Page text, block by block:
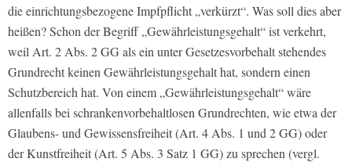
die einrichtungsbezogene Impfpflicht „verkürzt“. Was soll dies aber
heißen? Schon der Begriff „Gewährleistungsgehalt“ ist verkehrt,
weil Art. 2 Abs. 2 GG als ein unter Gesetzesvorbehalt stehendes
Grundrecht keinen Gewährleistungsgehalt hat, sondern einen
Schutzbereich hat. Von einem „Gewährleistungsgehalt“ wäre
allenfalls bei schrankenvorbehaltlosen Grundrechten, wie etwa der
Glaubens- und Gewissensfreiheit (Art. 4 Abs. 1 und 2 GG) oder
der Kunstfreiheit (Art. 5 Abs. 3 Satz 1 GG) zu sprechen (vergl.